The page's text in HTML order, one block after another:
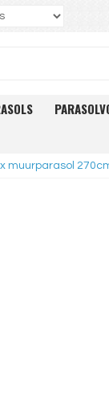
muurparasol